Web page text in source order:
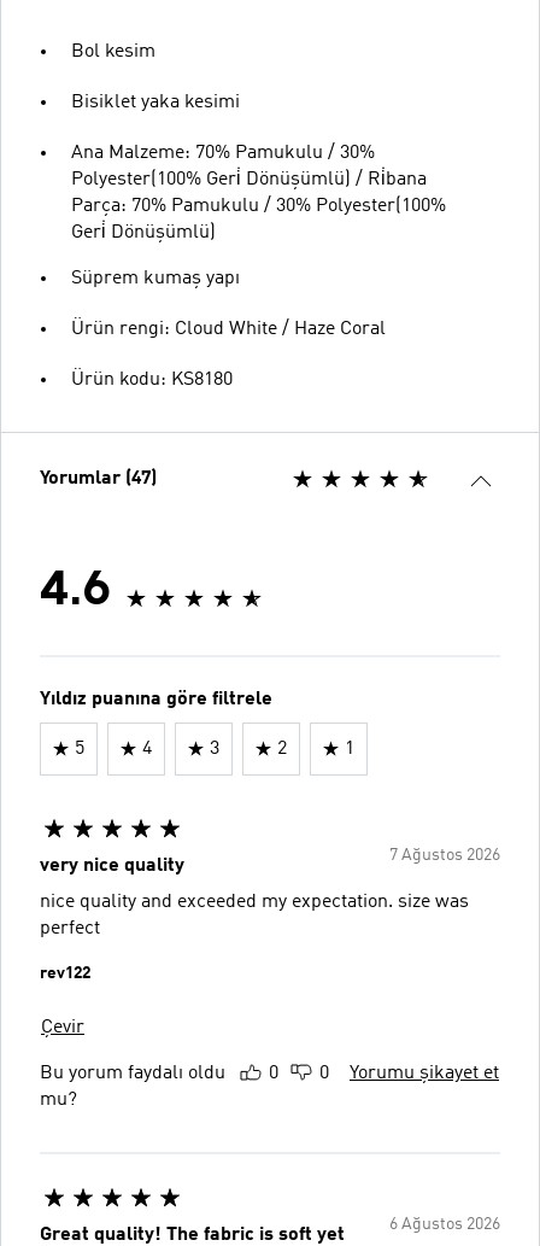
Bol kesim
Bisiklet yaka kesimi
Ana Malzeme: 70% Pamukulu / 30%
Polyester(100% Geri̇ Dönüşümlü) / Ri̇bana
Parça: 70% Pamukulu / 30% Polyester(100%
Geri̇ Dönüşümlü)
Süprem kumaş yapı
Ürün rengi: Cloud White / Haze Coral
Ürün kodu: KS8180
Yorumlar (47)
4.6
Yıldız puanına göre filtrele
5 4 3 2 1
7 Ağustos 2026
very nice quality
nice quality and exceeded my expectation. size was
perfect
rev122
Çevir
Bu yorum faydalı oldu
mu?
0 0 Yorumu şikayet et
6 Ağustos 2026
Great quality! The fabric is soft yet